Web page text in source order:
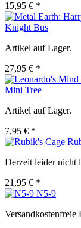
15,95 € *
Knight Bus
Artikel auf Lager.
27,95 € *
Mini Tree
Artikel auf Lager.
7,95 € *
Derzeit leider nicht
21,95 € *
N5-9
Versandkostenfreie